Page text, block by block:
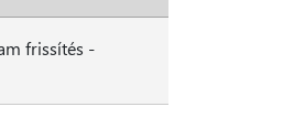
frissítés -